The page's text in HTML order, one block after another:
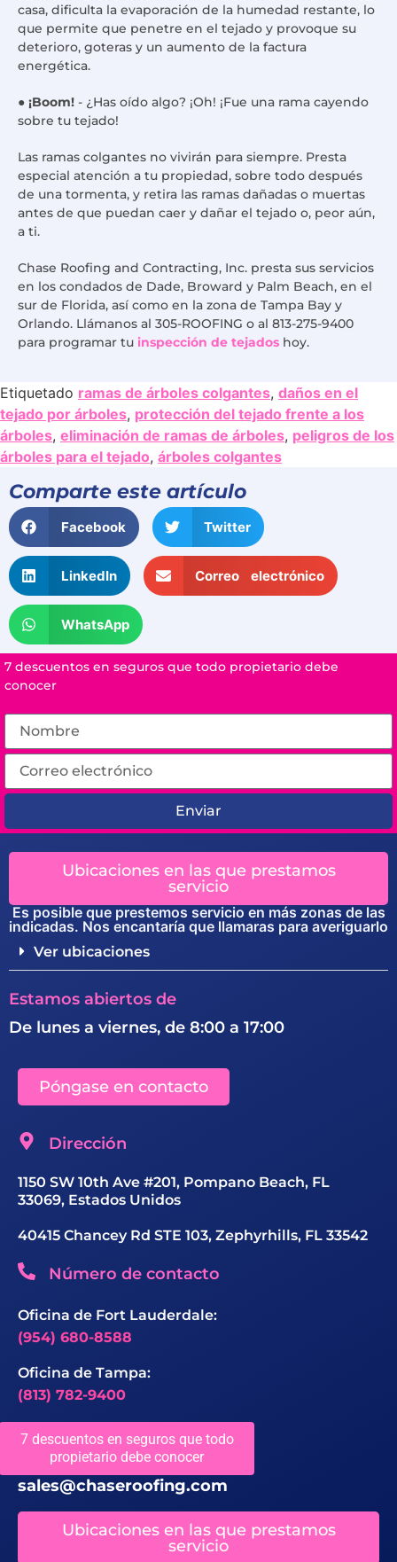
casa, dificulta la evaporación de la humedad restante, lo
que permite que penetre en el tejado y provoque su
deterioro, goteras y un aumento de la factura
energética.
● ¡Boom! - ¿Has oído algo? ¡Oh! ¡Fue una rama cayendo
sobre tu tejado!
Las ramas colgantes no vivirán para siempre. Presta
especial atención a tu propiedad, sobre todo después
de una tormenta, y retira las ramas dañadas o muertas
antes de que puedan caer y dañar el tejado o, peor aún,
a ti.
Chase Roofing and Contracting, Inc. presta sus servicios
en los condados de Dade, Broward y Palm Beach, en el
sur de Florida, así como en la zona de Tampa Bay y
Orlando. Llámanos al 305-ROOFING o al 813-275-9400
para programar tu inspección de tejados hoy.
Etiquetado ramas de árboles colgantes, daños en el
tejado por árboles, protección del tejado frente a los
árboles, eliminación de ramas de árboles, peligros de los
árboles para el tejado, árboles colgantes
7 descuentos en seguros que todo
propietario debe conocer
Comparte este artículo
Facebook Twitter
LinkedIn Correo electrónico
WhatsApp
7 descuentos en seguros que todo propietario debe
conocer
Enviar
Ubicaciones en las que prestamos
servicio
Es posible que prestemos servicio en más zonas de las
indicadas. Nos encantaría que llamaras para averiguarlo
Ver ubicaciones
Estamos abiertos de
De lunes a viernes, de 8:00 a 17:00
Póngase en contacto
Dirección
1150 SW 10th Ave #201, Pompano Beach, FL
33069, Estados Unidos
40415 Chancey Rd STE 103, Zephyrhills, FL 33542
Número de contacto
Oficina de Fort Lauderdale:
(954) 680-8588
Oficina de Tampa:
(813) 782-9400
ID de correo
sales@chaseroofing.com
Ubicaciones en las que prestamos
servicio